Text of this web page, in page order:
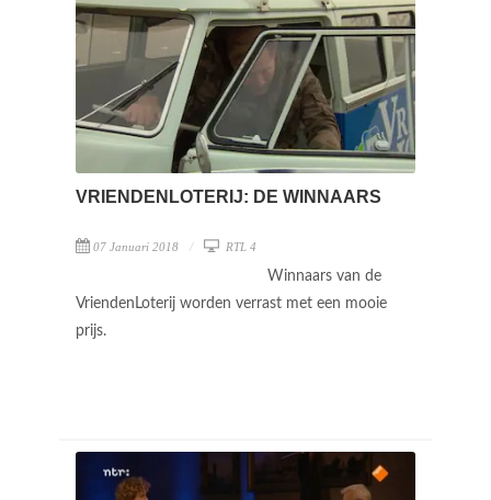
VRIENDENLOTERIJ: DE WINNAARS
07 Januari 2018 RTL 4
Winnaars van de
VriendenLoterij worden verrast met een mooie
prijs.